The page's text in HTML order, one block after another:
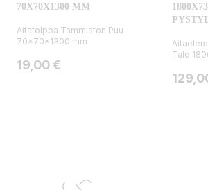
70X70X1300 MM
Aitatolppa Tammiston Puu
70x70x1300 mm
Hinta
19,00 €
Talo
Hinta